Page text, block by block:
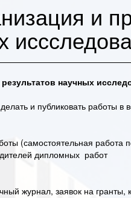
и
научных
и публиковать работы
(самостоятельная
дипломных работ
журнал, заявок на